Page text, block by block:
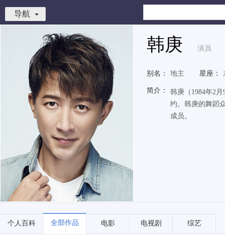
导航
韩庚 演员
别名： 地主 星座：
简介：
韩庚（1984年2
约。韩庚的舞蹈
成员。
个人百科 全部作品 电影 电视剧 综艺